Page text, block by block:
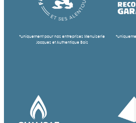
*uniquement pour nos entreprises Menuiserie
Jacques et Authentique Bois